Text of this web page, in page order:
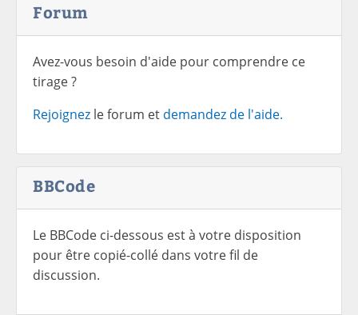
Forum
Avez-vous besoin d'aide pour comprendre ce
tirage ?
Rejoignez le forum et demandez de l'aide.
BBCode
Le BBCode ci-dessous est à votre disposition
pour être copié-collé dans votre fil de
discussion.